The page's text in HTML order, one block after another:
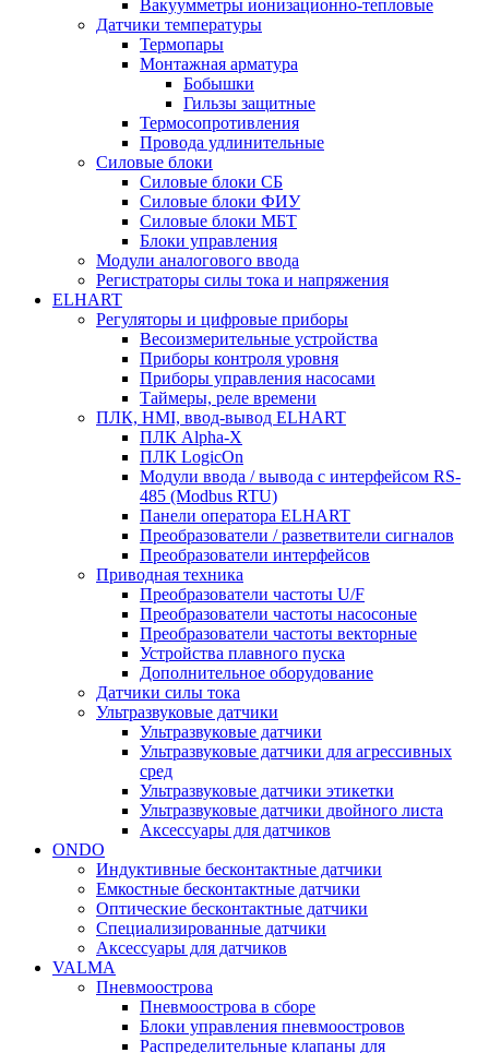
Вакуумметры ионизационно-тепловые
Датчики температуры
Термопары
Монтажная арматура
Бобышки
Гильзы защитные
Термосопротивления
Провода удлинительные
Силовые блоки
Силовые блоки СБ
Силовые блоки ФИУ
Силовые блоки МБТ
Блоки управления
Модули аналогового ввода
Регистраторы силы тока и напряжения
ELHART
Регуляторы и цифровые приборы
Весоизмерительные устройства
Приборы контроля уровня
Приборы управления насосами
Таймеры, реле времени
ПЛК, HMI, ввод-вывод ELHART
ПЛК Alpha-X
ПЛК LogicOn
Модули ввода / вывода с интерфейсом RS-
485 (Modbus RTU)
Панели оператора ELHART
Преобразователи / разветвители сигналов
Преобразователи интерфейсов
Приводная техника
Преобразователи частоты U/F
Преобразователи частоты насосоные
Преобразователи частоты векторные
Устройства плавного пуска
Дополнительное оборудование
Датчики силы тока
Ультразвуковые датчики
Ультразвуковые датчики
Ультразвуковые датчики для агрессивных
сред
Ультразвуковые датчики этикетки
Ультразвуковые датчики двойного листа
Аксессуары для датчиков
ONDO
Индуктивные бесконтактные датчики
Емкостные бесконтактные датчики
Оптические бесконтактные датчики
Специализированные датчики
Аксессуары для датчиков
VALMA
Пневмоострова
Пневмоострова в сборе
Блоки управления пневмоостровов
Распределительные клапаны для